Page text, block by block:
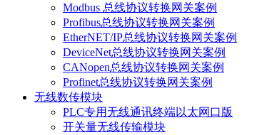
Modbus 总线协议转换网关案例
Profibus总线协议转换网关案例
EtherNET/IP总线协议转换网关案例
DeviceNet总线协议转换网关案例
CANopen总线协议转换网关案例
Profinet总线协议转换网关案例
无线数传模块
PLC专用无线通讯终端以太网口版
开关量无线传输模块